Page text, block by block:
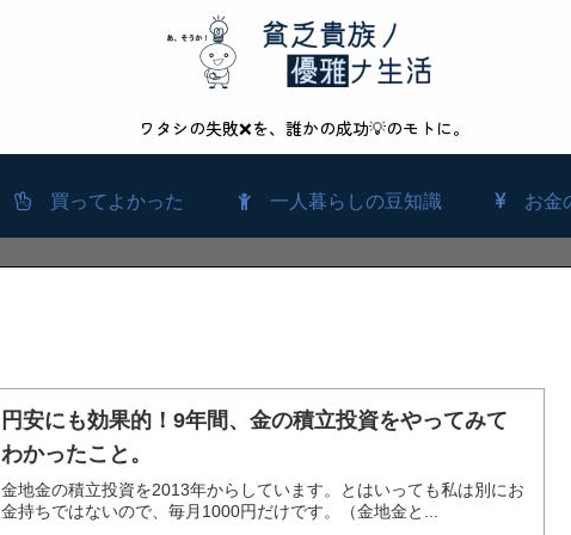
ワタシの失敗❌を、誰かの成功💡のモトに。
買ってよかった 一人暮らしの豆知識 お金
円安にも効果的！9年間、金の積立投資をやってみて
わかったこと。
金地金の積立投資を2013年からしています。とはいっても私は別にお
金持ちではないので、毎月1000円だけです。（金地金と...